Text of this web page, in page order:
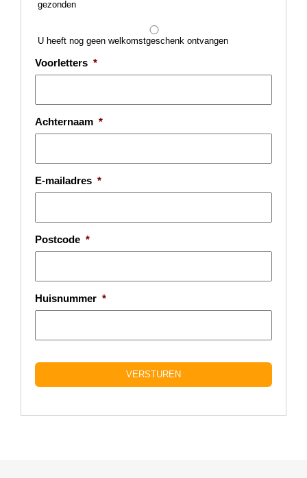
gezonden
U heeft nog geen welkomstgeschenk ontvangen
Voorletters *
Achternaam *
E-mailadres *
Postcode *
Huisnummer *